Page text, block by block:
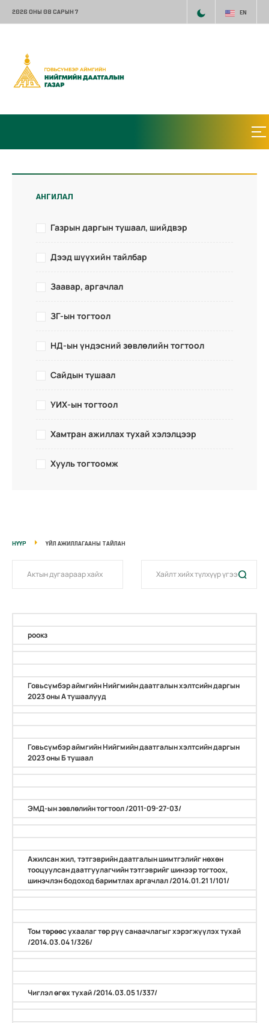
2026 ОНЫ 08 САРЫН 7 EN
АНГИЛАЛ
Газрын даргын тушаал, шийдвэр
Дээд шүүхийн тайлбар
Заавар, аргачлал
ЗГ-ын тогтоол
НД-ын үндэсний зөвлөлийн тогтоол
Сайдын тушаал
УИХ-ын тогтоол
Хамтран ажиллах тухай хэлэлцээр
Хууль тогтоомж
НҮҮР ҮЙЛ АЖИЛЛАГААНЫ ТАЙЛАН
роокз
Говьсүмбэр аймгийн Нийгмийн даатгалын хэлтсийн даргын
2023 оны А тушаалууд
Говьсүмбэр аймгийн Нийгмийн даатгалын хэлтсийн даргын
2023 оны Б тушаал
ЭМД-ын зөвлөлийн тогтоол /2011-09-27-03/
Ажилсан жил, тэтгэврийн даатгалын шимтгэлийг нөхөн
тооцуулсан даатгуулагчийн тэтгэврийг шинээр тогтоох,
шинэчлэн бодоход баримтлах аргачлал /2014.01.21 1/101/
Том төрөөс ухаалаг төр рүү санаачлагыг хэрэгжүүлэх тухай
/2014.03.04 1/326/
Чиглэл өгөх тухай /2014.03.05 1/337/